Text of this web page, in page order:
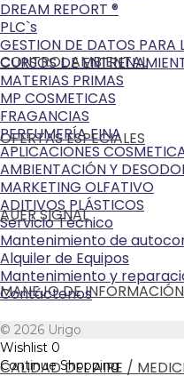
CONTROL AMBIENTAL
OFERTAS ESPECIALES
AUER SIGNAL
MANEJO DE
CALIDAD DEL AIRE /
DREAM REPORT ®
PLC`s
GESTION DE DATOS
CURSOS DE
MATERIAS PRIMAS
MP COSMETICAS
FRAGANCIAS
PERFUMERÍA FINA
APLICACIONES
AMBIENTACIÓN Y
MARKETING OLFATIVO
ADITIVOS PLÁSTICOS
Servicio Técnico
Mantenimiento de
Alquiler de Equipos
Mantenimiento y
Contáctenos
© 2026 Urigo
Wishlist 0
Continue Shopping